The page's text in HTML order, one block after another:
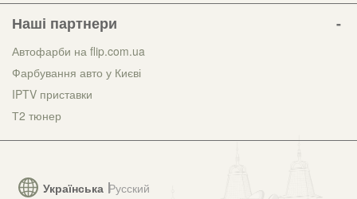
Українська Русский
Наші партнери
Автофарби на flip.com.ua
Фарбування авто у Києві
IPTV приставки
Т2 тюнер